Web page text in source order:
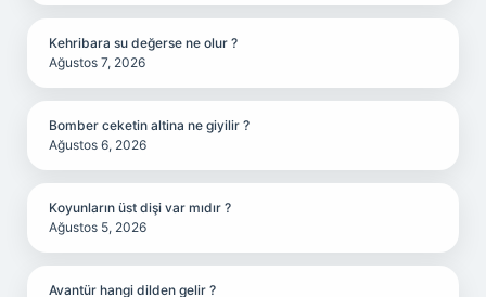
Kehribara su değerse ne olur ?
Ağustos 7, 2026
Bomber ceketin altina ne giyilir ?
Ağustos 6, 2026
Koyunların üst dişi var mıdır ?
Ağustos 5, 2026
Avantür hangi dilden gelir ?